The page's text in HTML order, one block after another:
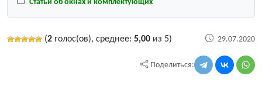
Статьи об окнах и комплектующих
(2 голос(ов), среднее: 5,00 из 5) 29.07.2020
Поделиться: